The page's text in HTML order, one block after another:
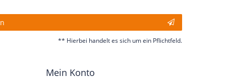
** Hierbei handelt es sich um ein Pflichtfeld.
Mein Konto